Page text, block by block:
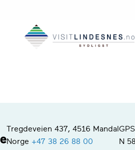
Tregdeveien 437, 4516 Mandal
Norge +47 38 26 88 00
N